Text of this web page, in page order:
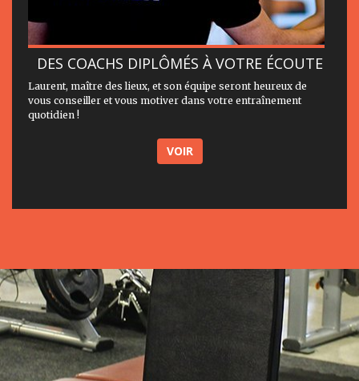
DES COACHS DIPLÔMÉS À VOTRE ÉCOUTE
Laurent, maître des lieux, et son équipe seront heureux de
vous conseiller et vous motiver dans votre entraînement
quotidien !
VOIR